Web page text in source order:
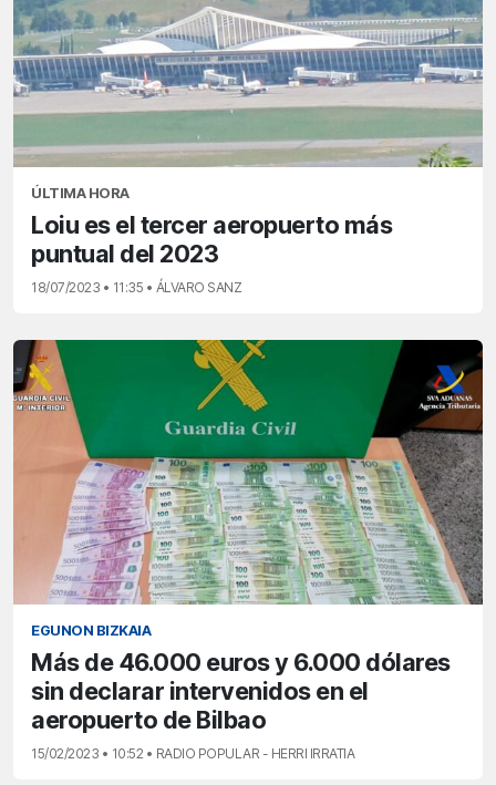
ÚLTIMA HORA
Loiu es el tercer aeropuerto más
puntual del 2023
18/07/2023 • 11:35 • ÁLVARO SANZ
EGUNON BIZKAIA
Más de 46.000 euros y 6.000 dólares
sin declarar intervenidos en el
aeropuerto de Bilbao
15/02/2023 • 10:52 • RADIO POPULAR - HERRI IRRATIA